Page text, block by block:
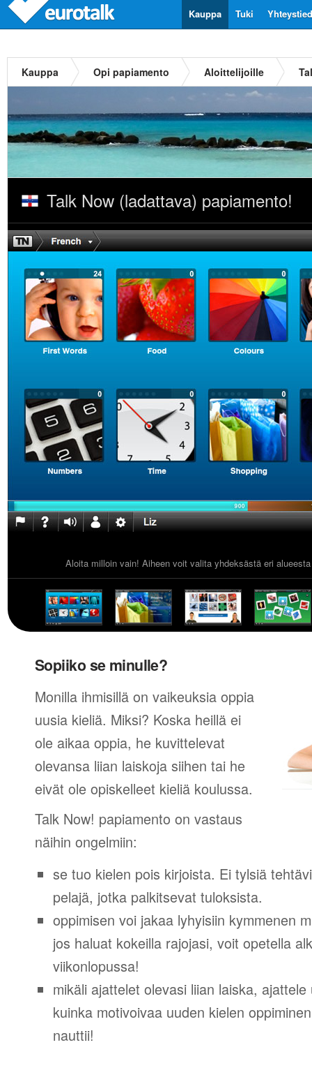
Tuki
Kauppa
Kauppa Opi papiamento Aloittelijoille
Talk Now (ladattava) papiamento!
Aloita milloin vain! Aiheen voit valita yhdeksästä eri
Sopiiko se minulle?
Monilla ihmisillä on vaikeuksia oppia
uusia kieliä. Miksi? Koska heillä ei
ole aikaa oppia, he kuvittelevat
olevansa liian laiskoja siihen tai he
eivät ole opiskelleet kieliä koulussa.
Talk Now! papiamento on vastaus
näihin ongelmiin:
se tuo kielen pois kirjoista. Ei tylsiä
pelajä, jotka palkitsevat tuloksista.
oppimisen voi jakaa lyhyisiin kymmenen
jos haluat kokeilla rajojasi, voit opetella
viikonlopussa!
mikäli ajattelet olevasi liian laiska,
kuinka motivoivaa uuden kielen
nauttii!